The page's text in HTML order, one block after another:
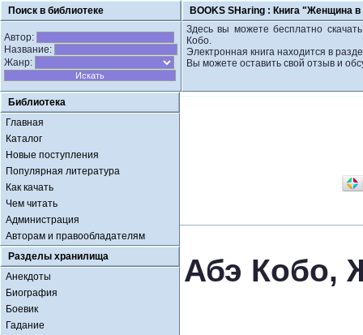
Поиск в библиотеке BOOKS SHaring : Книга "Женщина в
Автор:
Название:
Жанр:
Здесь вы можете бесплатно
Кобо.
Электронная книга находится в
Вы можете оставить свой отзыв и
Библиотека
Главная
Каталог
Новые поступления
Популярная литература
Как качать
Чем читать
Администрация
Авторам и правообладателям
Разделы хранилища
Анекдоты
Биография
Боевик
Гадание
Абэ Кобо,